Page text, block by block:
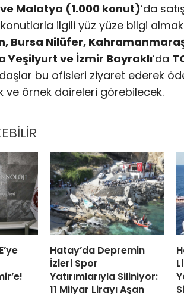
Malatya (1.000 konut)’da
konutlarla ilgili yüz yüze bilgi
Bursa Nilüfer,
Yeşilyurt ve İzmir Bayraklı’da
bu ofisleri ziyaret ederek
ve örnek daireleri görebilecek.
Hatay’da Depremin
İzleri Spor
Yatırımlarıyla Siliniyor:
11 Milyar Lirayı Aşan